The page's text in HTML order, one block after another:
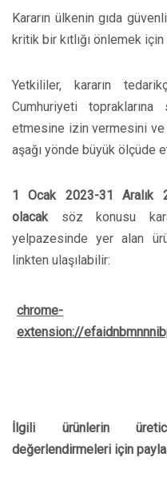
Kararın ülkenin gıda
kritik bir kıtlığı önlemek
Yetkililer, kararın
Cumhuriyeti
etmesine izin vermesini ve
aşağı yönde büyük ölçüde
1 Ocak 2023-31 Aralık
olacaksöz konusu
yelpazesinde yer alan
linkten ulaşılabilir:
chrome-
extension://
İlgili ürünlerin
değerlendirmeleri için